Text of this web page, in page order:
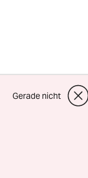
Gerade nicht